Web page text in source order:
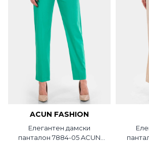
ACUN FASHION
Елегантен дамски
панталон 7884-05 ACUN